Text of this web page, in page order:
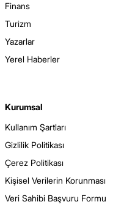
Finans
Turizm
Yazarlar
Yerel Haberler
Kurumsal
Kullanım Şartları
Gizlilik Politikası
Çerez Politikası
Kişisel Verilerin Korunması
Veri Sahibi Başvuru Formu